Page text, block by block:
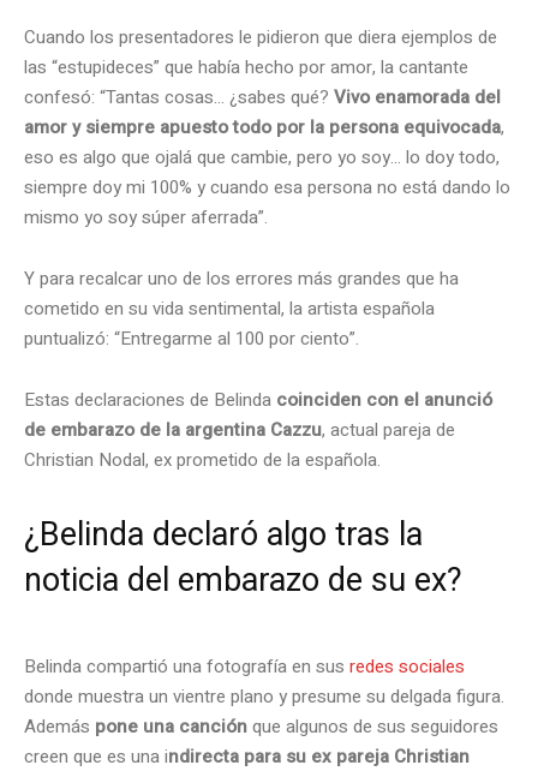
Cuando los presentadores le pidieron que diera ejemplos de
las “estupideces” que había hecho por amor, la cantante
confesó: “Tantas cosas… ¿sabes qué? Vivo enamorada del
amor y siempre apuesto todo por la persona equivocada,
eso es algo que ojalá que cambie, pero yo soy… lo doy todo,
siempre doy mi 100% y cuando esa persona no está dando lo
mismo yo soy súper aferrada”.
Y para recalcar uno de los errores más grandes que ha
cometido en su vida sentimental, la artista española
puntualizó: “Entregarme al 100 por ciento”.
Estas declaraciones de Belinda coinciden con el anunció
de embarazo de la argentina Cazzu, actual pareja de
Christian Nodal, ex prometido de la española.
¿Belinda declaró algo tras la
noticia del embarazo de su ex?
Belinda compartió una fotografía en sus redes sociales
donde muestra un vientre plano y presume su delgada figura.
Además pone una canciónque algunos de sus seguidores
creen que es una indirecta para su ex pareja Christian